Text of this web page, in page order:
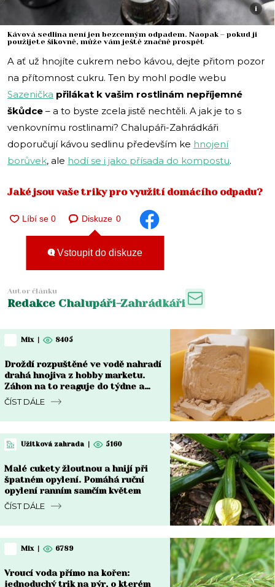
i
Kávová sedlina není jen bezcenným odpadem. Naopak – pokud ji
použijete šikovně, může vám ještě značně prospět
A ať už hnojíte cukrem nebo kávou, dejte přitom pozor
na přítomnost cukru. Ten by mohl podle webu
Sazenička přilákat k vašim rostlinám nepříjemné
škůdce – a to byste zcela jistě nechtěli. A jak je to s
venkovnímu rostlinami? Chalupáři-Zahrádkáři
doporučují kávou sedlinu především ke hnojení
borůvek, ale hodí se i jako přísada do kompostu.
Jaké jsou vaše triky pro využití domácího odpadu?
Diskuze 0
Vstoupit do diskuze
Autor článku
Redakce Chalupáři-Zahrádkáři
Mix 8405
Droždí rozpuštěné ve vodě nahradí
drahá hnojiva z hobby marketu.
Záhon na to reaguje do týdne a
rozdíl je vidět pouhým okem
ČÍST DÁLE
Užitková zahrada 5160
Malé cukety žloutnou a hnijí při
špatném opylení. Pomáhá ruční
opylení ranním samčím květem
ČÍST DÁLE
Mix 6789
Vroucí voda přímo na kořen:
jednoduchý trik na pýr, o kterém